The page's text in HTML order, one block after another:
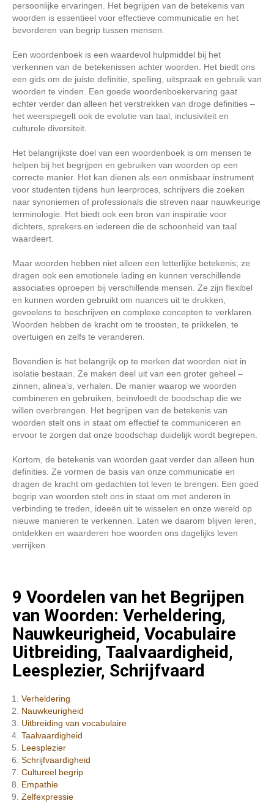
persoonlijke ervaringen. Het begrijpen van de betekenis van
woorden is essentieel voor effectieve communicatie en het
bevorderen van begrip tussen mensen.
Een woordenboek is een waardevol hulpmiddel bij het
verkennen van de betekenissen achter woorden. Het biedt ons
een gids om de juiste definitie, spelling, uitspraak en gebruik van
woorden te vinden. Een goede woordenboekervaring gaat
echter verder dan alleen het verstrekken van droge definities –
het weerspiegelt ook de evolutie van taal, inclusiviteit en
culturele diversiteit.
Het belangrijkste doel van een woordenboek is om mensen te
helpen bij het begrijpen en gebruiken van woorden op een
correcte manier. Het kan dienen als een onmisbaar instrument
voor studenten tijdens hun leerproces, schrijvers die zoeken
naar synoniemen of professionals die streven naar nauwkeurige
terminologie. Het biedt ook een bron van inspiratie voor
dichters, sprekers en iedereen die de schoonheid van taal
waardeert.
Maar woorden hebben niet alleen een letterlijke betekenis; ze
dragen ook een emotionele lading en kunnen verschillende
associaties oproepen bij verschillende mensen. Ze zijn flexibel
en kunnen worden gebruikt om nuances uit te drukken,
gevoelens te beschrijven en complexe concepten te verklaren.
Woorden hebben de kracht om te troosten, te prikkelen, te
overtuigen en zelfs te veranderen.
Bovendien is het belangrijk op te merken dat woorden niet in
isolatie bestaan. Ze maken deel uit van een groter geheel –
zinnen, alinea’s, verhalen. De manier waarop we woorden
combineren en gebruiken, beïnvloedt de boodschap die we
willen overbrengen. Het begrijpen van de betekenis van
woorden stelt ons in staat om effectief te communiceren en
ervoor te zorgen dat onze boodschap duidelijk wordt begrepen.
Kortom, de betekenis van woorden gaat verder dan alleen hun
definities. Ze vormen de basis van onze communicatie en
dragen de kracht om gedachten tot leven te brengen. Een goed
begrip van woorden stelt ons in staat om met anderen in
verbinding te treden, ideeën uit te wisselen en onze wereld op
nieuwe manieren te verkennen. Laten we daarom blijven leren,
ontdekken en waarderen hoe woorden ons dagelijks leven
verrijken.
9 Voordelen van het Begrijpen
van Woorden: Verheldering,
Nauwkeurigheid, Vocabulaire
Uitbreiding, Taalvaardigheid,
Leesplezier, Schrijfvaard
Verheldering
Nauwkeurigheid
Uitbreiding van vocabulaire
Taalvaardigheid
Leesplezier
Schrijfvaardigheid
Cultureel begrip
Empathie
Zelfexpressie